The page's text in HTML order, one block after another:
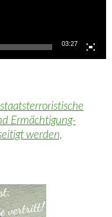
03:27
Ermächtigung-
werden,